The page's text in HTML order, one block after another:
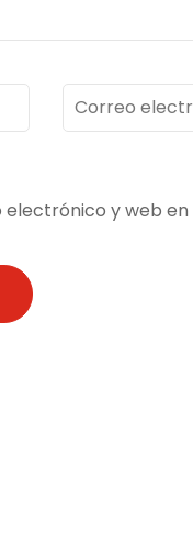
Correo
electrónico*
y web